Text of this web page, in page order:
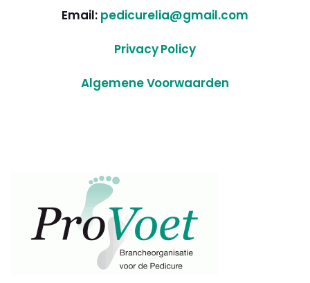
Email: pedicurelia@gmail.com
Privacy Policy
Algemene Voorwaarden